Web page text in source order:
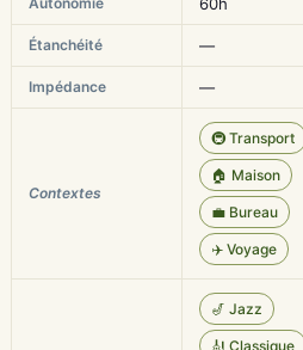
Étanchéité —
Impédance —
Contextes
🚇 Transport
🏠 Maison
💼 Bureau
✈️ Voyage
🎷 Jazz
🎻 Classique